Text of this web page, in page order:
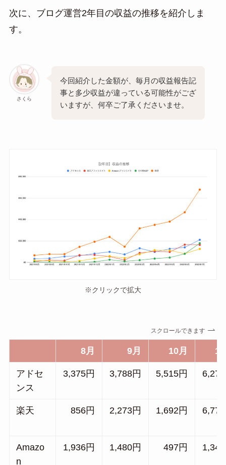
次に、ブログ運営2年目の収益の推移を紹介しま
す。
さくら
今回紹介した金額が、毎月の収益報告記
事と多少収益が違っている可能性がござ
いますが、何卒ご了承くださいませ。
※クリックで拡大
スクロールできます
8月 9月 10月
アドセ
ンス
3,375円 3,788円 5,515円 6,270
楽天 856円 2,273円 1,692円 6,773
Amazo
n
1,936円 1,480円 497円 1,348